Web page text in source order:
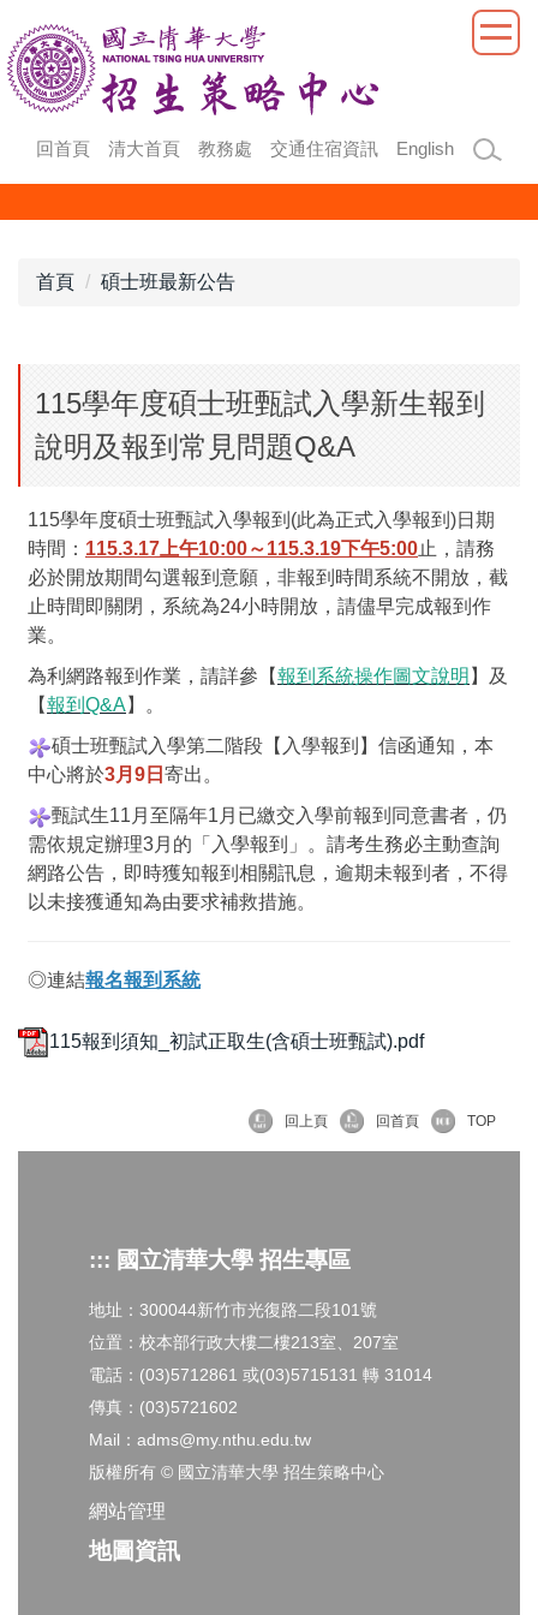
到
主
要
回首頁 清大首頁 教務處 交通住宿資訊 English
首頁 碩士班最新公告
115學年度碩士班甄試入學新生報到
說明及報到常見問題Q&A
115學年度碩士班甄試入學報到(此為正式入學報到)日期
時間： 115.3.17上午10:00～115.3.19下午5:00止，請務
必於開放期間勾選報到意願，非報到時間系統不開放，截
止時間即關閉，系統為24小時開放，請儘早完成報到作
業。
為利網路報到作業，請詳參【報到系統操作圖文說明 】及
【報到Q&A 】。
碩士班甄試入學第二階段【入學報到】信函通知，本
中心將於3月9日 寄出。
甄試生11月至隔年1月已繳交入學前報到同意書者，仍
需依規定辦理3月的「入學報到」。請考生務必主動查詢
網路公告，即時獲知報到相關訊息，逾期未報到者，不得
以未接獲通知為由要求補救措施。
◎連結報名報到系統
115報到須知_初試正取生(含碩士班甄試).pdf
回上頁 回首頁 TOP
::: 國立清華大學 招生專區
地址：300044新竹市光復路二段101號
位置：校本部行政大樓二樓213室、207室
電話：(03)5712861 或(03)5715131 轉 31014
傳真：(03)5721602
Mail：adms@my.nthu.edu.tw
版權所有 © 國立清華大學 招生策略中心
網站管理
地圖資訊